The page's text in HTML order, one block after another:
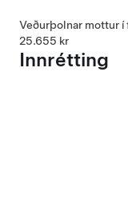
Veðurþolnar mottur
25.655 kr
Innrétting